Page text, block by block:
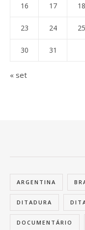
16 17 18
23 24 25
30 31
« set
ARGENTINA
DITADURA
DOCUMENTÁRIO